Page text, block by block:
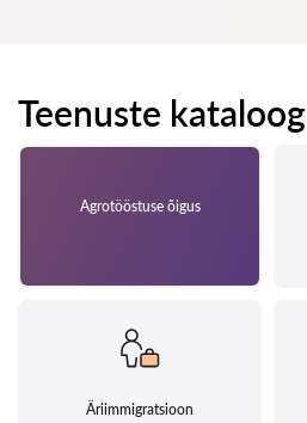
Teenuste kataloog
Agrotööstuse õigus
Äriimmigratsioon